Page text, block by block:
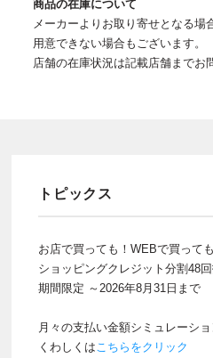
商品の在庫について
メーカーよりお取り寄せとなる場
用意できない場合もございます。
店舗の在庫状況は記載店舗までお
トピックス
お店で買っても！WEBで買って
ショッピングクレジット分割48
期間限定 ～2026年8月31日まで
月々の支払い金額シミュレーショ
くわしくはこちらをクリック